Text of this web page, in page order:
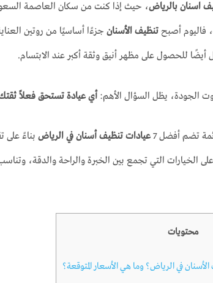
اسنان بالرياض، حيث إذا كنت من سكان العاصمة
أصبح تنظيف الأسنان جزءًا أساسيًا من روتين
أيضًا للحصول على مظهر أنيق وثقة أكبر عند الابتسام.
الجودة، يظل السؤال الأهم: أي عيادة تستحق فعلاً
تضم أفضل 7 عيادات تنظيف أسنان في الرياض بناءً على
على الخيارات التي تجمع بين الخبرة والراحة والدقة،
محتويات
في الرياض؟ وما هي الأسعار المتوقعة؟